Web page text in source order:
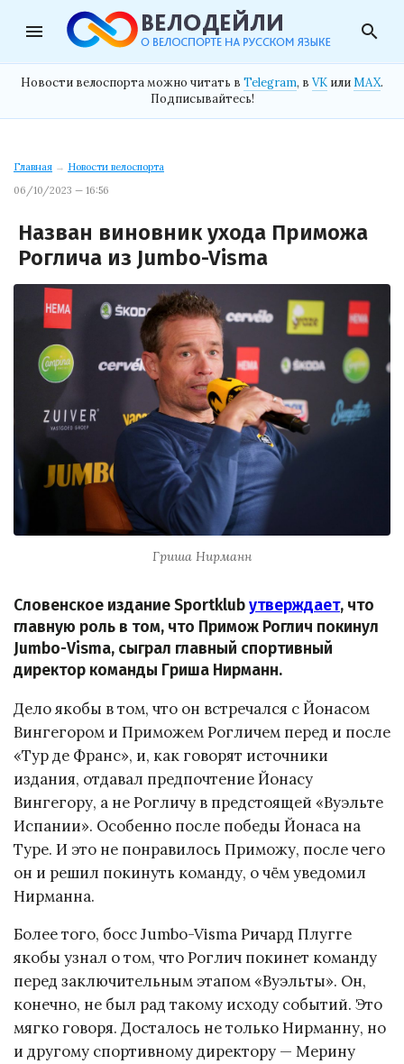
menu search
Новости велоспорта можно читать в Telegram, в VK илиMAX.
Подписывайтесь!
Главная → Новости велоспорта
06/10/2023 — 16:56
Назван виновник ухода Приможа
Роглича из Jumbo-Visma
Гриша Нирманн
Словенское издание Sportklubутверждает, что
главную роль в том, что Примож Роглич покинул
Jumbo-Visma, сыграл главный спортивный
директор команды Гриша Нирманн.
Дело якобы в том, что он встречался с Йонасом
Вингегором и Приможем Рогличем перед и после
«Тур де Франс», и, как говорят источники
издания, отдавал предпочтение Йонасу
Вингегору, а не Рогличу в предстоящей «Вуэльте
Испании». Особенно после победы Йонаса на
Туре. И это не понравилось Приможу, после чего
он и решил покинуть команду, о чём уведомил
Нирманна.
Более того, босс Jumbo-Visma Ричард Плугге
якобы узнал о том, что Роглич покинет команду
перед заключительным этапом «Вуэльты». Он,
конечно, не был рад такому исходу событий. Это
мягко говоря. Досталось не только Нирманну, но
и другому спортивному директору — Мерину